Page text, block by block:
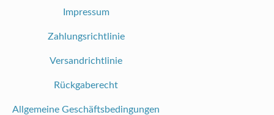
Impressum
Zahlungsrichtlinie
Versandrichtlinie
Rückgaberecht
Allgemeine Geschäftsbedingungen